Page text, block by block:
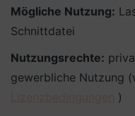
Mögliche Nutzung:
Schnittdatei
Nutzungsrechte:
gewerbliche Nutzung
)